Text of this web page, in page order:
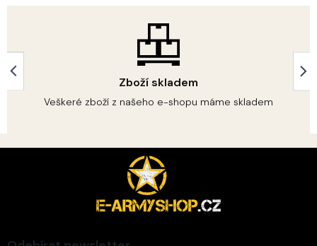
l
á
d
c
í
p
r
y
v
ý
p
i
s
Zboží skladem
Veškeré zboží z našeho e-shopu máme skladem